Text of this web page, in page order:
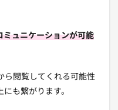
ミュニケーションが可能
ら閲覧してくれる可能性
も繋がります。